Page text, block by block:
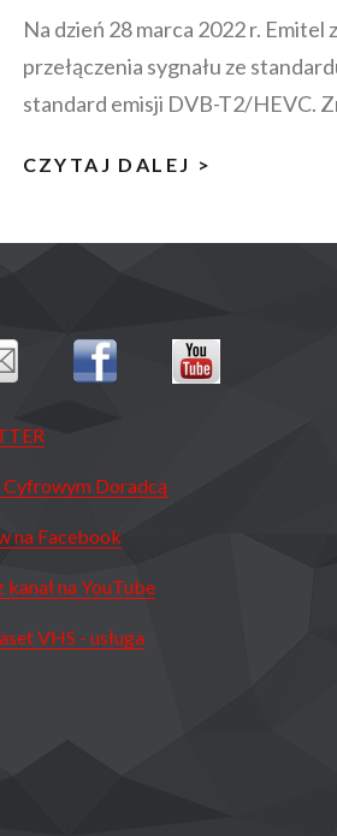
Na dzień 28 marca 2022 r. Emitel
przełączenia sygnału ze
standard emisji DVB-T2/HEVC.
CZYTAJ DALEJ >
ZIELONA
Doradcą
na Facebook
na YouTube
VHS - usługa